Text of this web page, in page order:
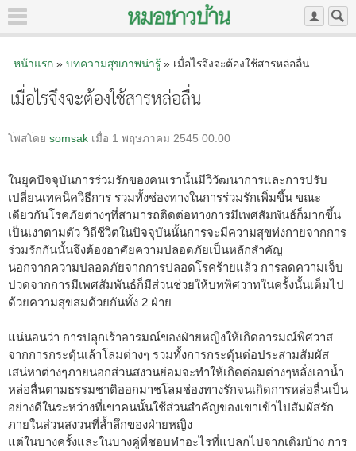
หน้าแรก» บทความสุขภาพน่ารู้» เมื่อไรจึงจะต้องใช้สารหล่อลื่น
เมื่อไรจึงจะต้องใช้สารหล่อลื่น
โพสโดย somsak เมื่อ 1 พฤษภาคม 2545 00:00
ในยุคปัจจุบันการร่วมรักของคนเรานั้นมีวิวัฒนาการและการปรับ
เปลี่ยนเทคนิควิธีการ รวมทั้งช่องทางในการร่วมรักเพิ่มขึ้น ขณะ
เดียวกันโรคภัยต่างๆที่สามารถติดต่อทางการมีเพศสัมพันธ์ก็มากขึ้น
เป็นเงาตามตัว วิถีชีวิตในปัจจุบันนั้นการจะมีความสุขท่งกายจากการ
ร่วมรักกันนั้นจึงต้องอาศัยความปลอดภัยเป็นหลักสำคัญ
นอกจากความปลอดภัยจากการปลอดโรคร้ายแล้ว การลดความเจ็บ
ปวดจากการมีเพศสัมพันธ์ก็มีส่วนช่วยให้บทพิศวาทในครั้งนั้นเต็มไป
ด้วยความสุขสมด้วยกันทั้ง 2 ฝ่าย
แน่นอนว่า การปลุกเร้าอารมณ์ของฝ่ายหญิงให้เกิดอารมณ์พิศวาส
จากการกระตุ้นเล้าโลมต่างๆ รวมทั้งการกระตุ้นต่อประสามสัมผัส
เสน่หาต่างๆภายนอกส่วนสงวนย่อมจะทำให้เกิดต่อมต่างๆหลั่งเอาน้ำ
หล่อลื่นตามธรรมชาติออกมาชโลมช่องทางรักจนเกิดการหล่อลื่นเป็น
อย่างดีในระหว่างที่เขาคนนั้นใช้ส่วนสำคัญของเขาเข้าไปสัมผัสรัก
ภายในส่วนสงวนที่ล้ำลึกของฝ่ายหญิง
แต่ในบางครั้งและในบางคู่ที่ชอบทำอะไรที่แปลกไปจากเดิมบ้าง การ